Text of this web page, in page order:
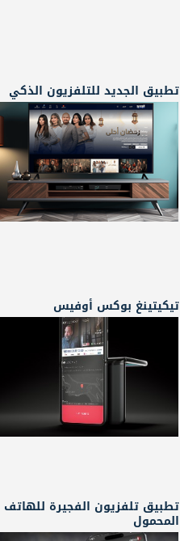
تطبيق الجديد للتلفزيون الذكي
تيكيتينغ بوكس أوفيس
تطبيق تلفزيون الفجيرة للهاتف
المحمول